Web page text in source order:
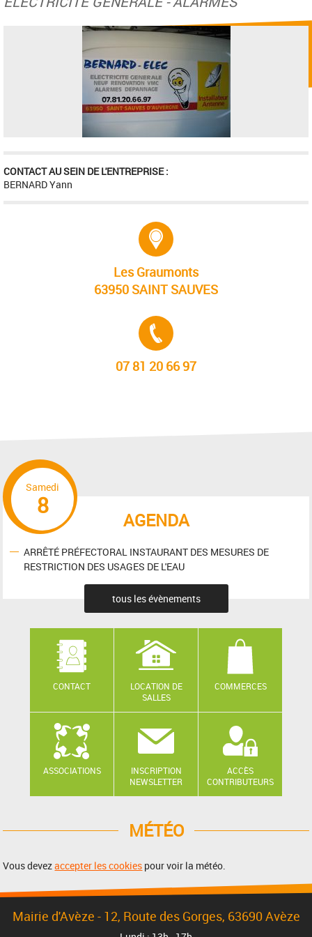
CONTACT AU SEIN DE L'ENTREPRISE :
BERNARD Yann
Les Graumonts
63950 SAINT SAUVES
07 81 20 66 97
AGENDA
Samedi
8
ARRÊTÉ PRÉFECTORAL INSTAURANT DES MESURES DE
RESTRICTION DES USAGES DE L'EAU
tous les évènements
CONTACT
LOCATION DE
SALLES
COMMERCES
ASSOCIATIONS
INSCRIPTION
NEWSLETTER
ACCÈS
CONTRIBUTEURS
MÉTÉO
Vous devezaccepter les cookies pour voir la météo.
Mairie d'Avèze - 12, Route des Gorges, 63690 Avèze